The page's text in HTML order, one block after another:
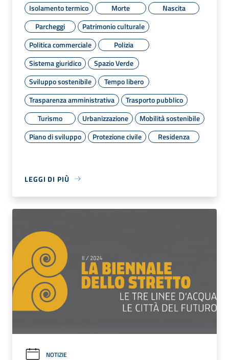
Isolamento termico
Morte
Nascita
Parcheggi
Patrimonio culturale
Politica commerciale
Polizia
Sistema giuridico
Spazio Verde
Sviluppo sostenibile
Tempo libero
Trasparenza amministrativa
Trasporto pubblico
Turismo
Urbanizzazione
Mobilità sostenibile
Piano di sviluppo
Protezione civile Residenza
LEGGI DI PIÙ
NOTIZIE